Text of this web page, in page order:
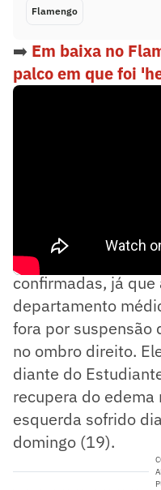
Flamengo
➡️ Em baixa no
palco em que foi
Erick Pulgar e
confirmadas, já
departamento
fora por suspensão
no ombro direito.
diante do
recupera do edema
esquerda sofrido
domingo (19).